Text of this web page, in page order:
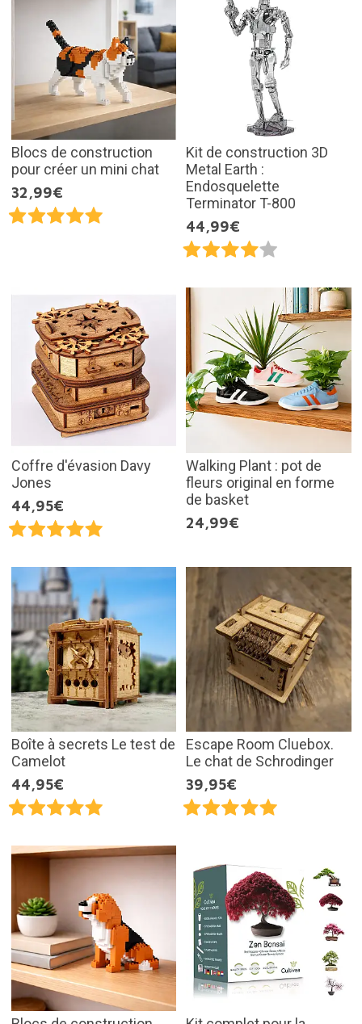
Blocs de construction
pour créer un mini chat
32,99€
Kit de construction 3D
Metal Earth :
Endosquelette
Terminator T-800
44,99€
Coffre d'évasion Davy
Jones
44,95€
Walking Plant : pot de
fleurs original en forme
de basket
24,99€
Boîte à secrets Le test de
Camelot
44,95€
Escape Room Cluebox.
Le chat de Schrodinger
39,95€